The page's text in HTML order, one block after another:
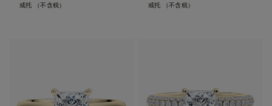
戒托 （不含税） 戒托 （不含税）